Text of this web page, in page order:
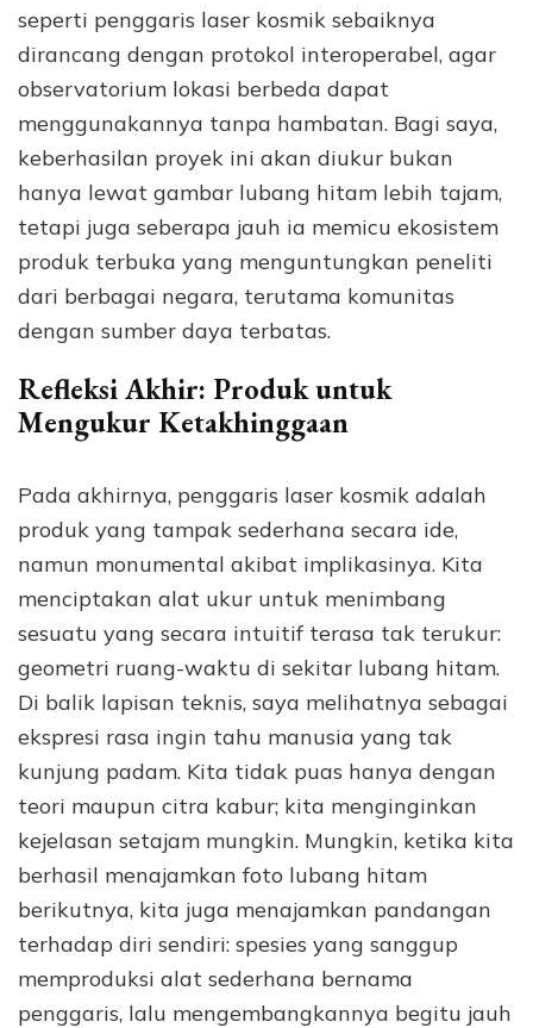
seperti penggaris laser kosmik sebaiknya
dirancang dengan protokol interoperabel, agar
observatorium lokasi berbeda dapat
menggunakannya tanpa hambatan. Bagi saya,
keberhasilan proyek ini akan diukur bukan
hanya lewat gambar lubang hitam lebih tajam,
tetapi juga seberapa jauh ia memicu ekosistem
produk terbuka yang menguntungkan peneliti
dari berbagai negara, terutama komunitas
dengan sumber daya terbatas.
Refleksi Akhir: Produk untuk
Mengukur Ketakhinggaan
Pada akhirnya, penggaris laser kosmik adalah
produk yang tampak sederhana secara ide,
namun monumental akibat implikasinya. Kita
menciptakan alat ukur untuk menimbang
sesuatu yang secara intuitif terasa tak terukur:
geometri ruang-waktu di sekitar lubang hitam.
Di balik lapisan teknis, saya melihatnya sebagai
ekspresi rasa ingin tahu manusia yang tak
kunjung padam. Kita tidak puas hanya dengan
teori maupun citra kabur; kita menginginkan
kejelasan setajam mungkin. Mungkin, ketika kita
berhasil menajamkan foto lubang hitam
berikutnya, kita juga menajamkan pandangan
terhadap diri sendiri: spesies yang sanggup
memproduksi alat sederhana bernama
penggaris, lalu mengembangkannya begitu jauh